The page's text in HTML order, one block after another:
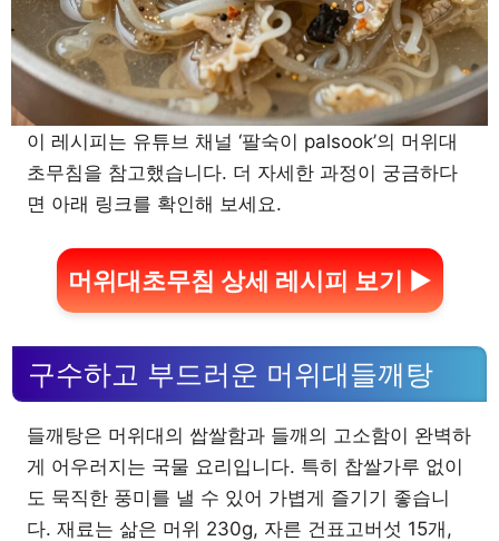
이 레시피는 유튜브 채널 ‘팔숙이 palsook’의 머위대
초무침을 참고했습니다. 더 자세한 과정이 궁금하다
면 아래 링크를 확인해 보세요.
머위대초무침 상세 레시피 보기 ▶
구수하고 부드러운 머위대들깨탕
들깨탕은 머위대의 쌉쌀함과 들깨의 고소함이 완벽하
게 어우러지는 국물 요리입니다. 특히 찹쌀가루 없이
도 묵직한 풍미를 낼 수 있어 가볍게 즐기기 좋습니
다. 재료는 삶은 머위 230g, 자른 건표고버섯 15개,